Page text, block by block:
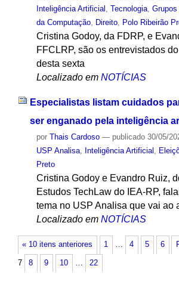
Inteligência Artificial Tecnologia,
da Computação, Direito, Polo Ribeirão
Cristina Godoy, da FDRP, e
FFCLRP, são os entrevistados
desta sexta
Localizado em NOTÍCIAS
Especialistas listam cuidados
ser enganado pela inteligência
por Thais Cardoso — publicado30/05/
USP Analisa, Inteligência Artificial ,
Preto
Cristina Godoy e Evandro Ruiz,
Estudos TechLaw do IEA-RP,
tema no USP Analisa que vai ao
Localizado em NOTÍCIAS
« 10 itens anteriores 1 … 4 5 6
7 8 9 10 … 22